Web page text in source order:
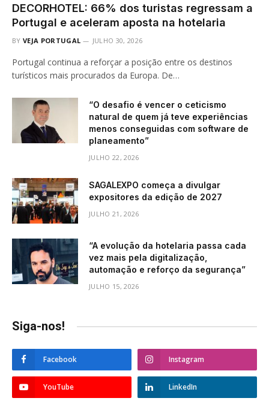
DECORHOTEL: 66% dos turistas regressam a
Portugal e aceleram aposta na hotelaria
BY VEJA PORTUGAL JULHO 30, 2026
Portugal continua a reforçar a posição entre os destinos
turísticos mais procurados da Europa. De…
“O desafio é vencer o ceticismo
natural de quem já teve experiências
menos conseguidas com software de
planeamento”
JULHO 22, 2026
SAGALEXPO começa a divulgar
expositores da edição de 2027
JULHO 21, 2026
“A evolução da hotelaria passa cada
vez mais pela digitalização,
automação e reforço da segurança”
JULHO 15, 2026
Siga-nos!
Facebook Instagram
YouTube LinkedIn